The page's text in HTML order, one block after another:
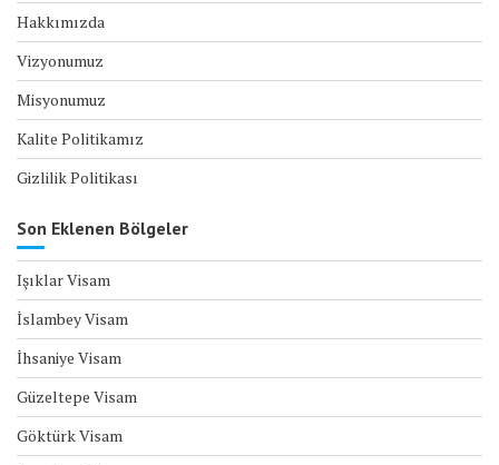
Hakkımızda
Vizyonumuz
Misyonumuz
Kalite Politikamız
Gizlilik Politikası
Son Eklenen Bölgeler
Işıklar Visam
İslambey Visam
İhsaniye Visam
Güzeltepe Visam
Göktürk Visam